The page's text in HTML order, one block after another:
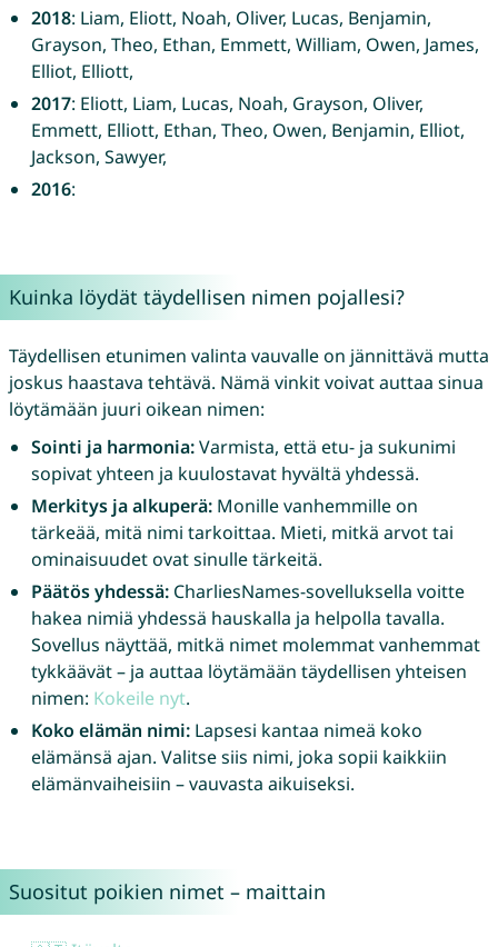
2018: Liam, Eliott, Noah, Oliver, Lucas, Benjamin,
Grayson, Theo, Ethan, Emmett, William, Owen, James,
Elliot, Elliott,
2017: Eliott, Liam, Lucas, Noah, Grayson, Oliver,
Emmett, Elliott, Ethan, Theo, Owen, Benjamin, Elliot,
Jackson, Sawyer,
2016:
Kuinka löydät täydellisen nimen pojallesi?
Täydellisen etunimen valinta vauvalle on jännittävä mutta
joskus haastava tehtävä. Nämä vinkit voivat auttaa sinua
löytämään juuri oikean nimen:
Sointi ja harmonia:Varmista, että etu- ja sukunimi
sopivat yhteen ja kuulostavat hyvältä yhdessä.
Merkitys ja alkuperä:Monille vanhemmille on
tärkeää, mitä nimi tarkoittaa. Mieti, mitkä arvot tai
ominaisuudet ovat sinulle tärkeitä.
Päätös yhdessä:CharliesNames-sovelluksella voitte
hakea nimiä yhdessä hauskalla ja helpolla tavalla.
Sovellus näyttää, mitkä nimet molemmat vanhemmat
tykkäävät – ja auttaa löytämään täydellisen yhteisen
nimen: Kokeile nyt.
Koko elämän nimi:Lapsesi kantaa nimeä koko
elämänsä ajan. Valitse siis nimi, joka sopii kaikkiin
elämänvaiheisiin – vauvasta aikuiseksi.
Suositut poikien nimet – maittain